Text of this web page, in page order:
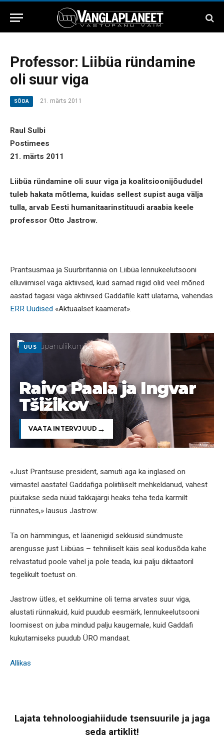
Professor: Liibüa ründamine
oli suur viga
SÕDA 21. märts 2011
Raul Sulbi
Postimees
21. märts 2011
Liibüa ründamine oli suur viga ja koalitsioonijõududel
tuleb hakata mõtlema, kuidas sellest supist auga välja
tulla, arvab Eesti humanitaarinstituudi araabia keele
professor Otto Jastrow.
Prantsusmaa ja Suurbritannia on Liibüa lennukeelutsooni
elluviimisel väga aktiivsed, kuid samad riigid olid veel mõned
aastad tagasi väga aktiivsed Gaddafile kätt ulatama, vahendas
ERR Uudised «Aktuaalset kaamerat».
UUS
Raivo Paala ja Ingvar
Tšižikov
VAATA INTERVJUUD
«Just Prantsuse president, samuti aga ka inglased on
viimastel aastatel Gaddafiga poliitiliselt mehkeldanud, vahest
püütakse seda nüüd takkajärgi heaks teha teda karmilt
rünnates,» lausus Jastrow.
Ta on hämmingus, et lääneriigid sekkusid sündmuste
arengusse just Liibüas – tehniliselt käis seal kodusõda kahe
relvastatud poole vahel ja pole teada, kui palju diktaatoril
tegelikult toetust on.
Jastrow ütles, et sekkumine oli tema arvates suur viga,
alustati rünnakuid, kuid puudub eesmärk, lennukeelutsooni
loomisest on juba mindud palju kaugemale, kuid Gaddafi
kukutamiseks puudub ÜRO mandaat.
Allikas
Lajata tehnoloogiahiidude tsensuurile ja jaga
seda artiklit!